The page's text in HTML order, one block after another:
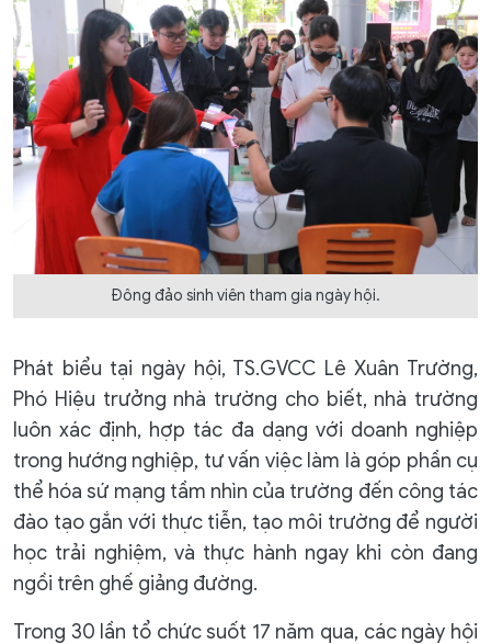
Đông đảo sinh viên tham gia ngày hội.
Phát biểu tại ngày hội, TS.GVCC Lê Xuân Trường,
Phó Hiệu trưởng nhà trường cho biết, nhà trường
luôn xác định, hợp tác đa dạng với doanh nghiệp
trong hướng nghiệp, tư vấn việc làm là góp phần cụ
thể hóa sứ mạng tầm nhìn của trường đến công tác
đào tạo gắn với thực tiễn, tạo môi trường để người
học trải nghiệm, và thực hành ngay khi còn đang
ngồi trên ghế giảng đường.
Trong 30 lần tổ chức suốt 17 năm qua, các ngày hội